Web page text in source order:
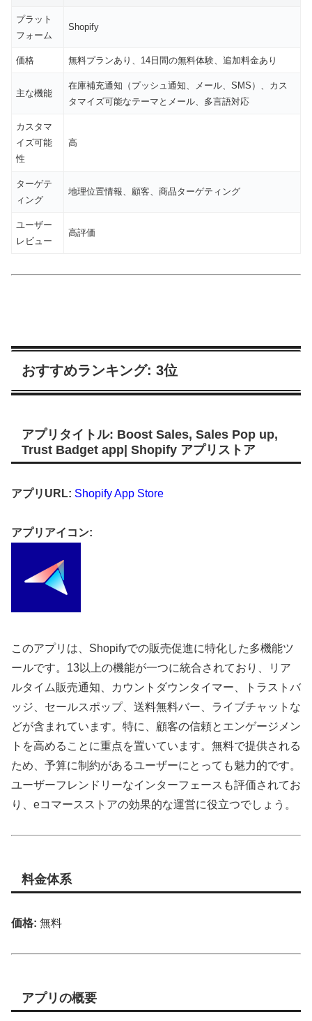
プラット
フォーム
Shopify
価格 無料プランあり、14日間の無料体験、追加料金あり
主な機能
在庫補充通知（プッシュ通知、メール、SMS）、カス
タマイズ可能なテーマとメール、多言語対応
カスタマ
イズ可能
性
高
ターゲテ
ィング
地理位置情報、顧客、商品ターゲティング
ユーザー
レビュー
高評価
おすすめランキング: 3位
アプリタイトル: Boost Sales, Sales Pop up,
Trust Badget app| Shopify アプリストア
アプリURL: Shopify App Store
アプリアイコン:
このアプリは、Shopifyでの販売促進に特化した多機能ツ
ールです。13以上の機能が一つに統合されており、リア
ルタイム販売通知、カウントダウンタイマー、トラストバ
ッジ、セールスポップ、送料無料バー、ライブチャットな
どが含まれています。特に、顧客の信頼とエンゲージメン
トを高めることに重点を置いています。無料で提供される
ため、予算に制約があるユーザーにとっても魅力的です。
ユーザーフレンドリーなインターフェースも評価されてお
り、eコマースストアの効果的な運営に役立つでしょう。
料金体系
価格: 無料
アプリの概要